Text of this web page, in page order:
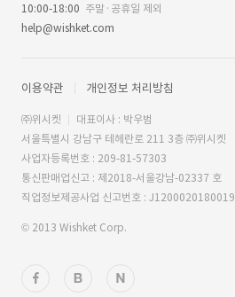
10:00-18:00 주말·공휴일 제외
help@wishket.com
이용약관 개인정보 처리방침
㈜위시켓
대표이사 : 박우범
서울특별시 강남구 테헤란로 211 3층 ㈜위시켓
사업자등록번호 : 209-81-57303
통신판매업신고 : 제2018-서울강남-02337 호
직업정보제공사업 신고번호 : J1200020180019
© 2013 Wishket Corp.